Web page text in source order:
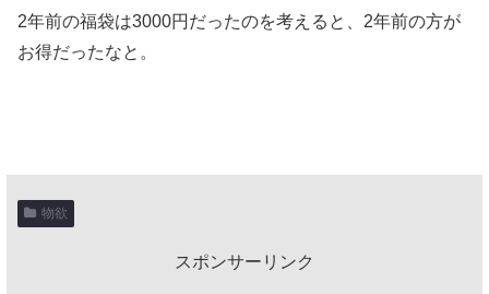
2年前の福袋は3000円だったのを考えると、2年前の方が
お得だったなと。
物欲
スポンサーリンク